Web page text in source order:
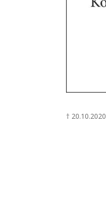
† 20.10.2020